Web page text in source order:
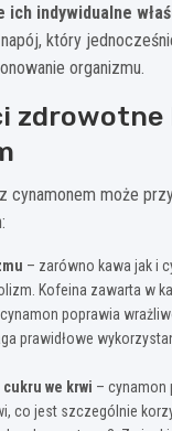
ich indywidualne
który
organizmu.
zdrowotne
cynamonem może
– zarówno kawa jak i
Kofeina zawarta w
poprawia
prawidłowe
we krwi – cynamon
co jest szczególnie